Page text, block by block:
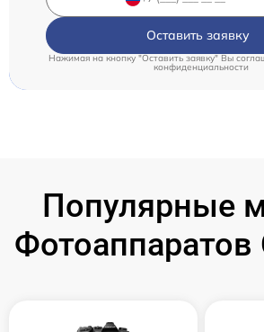
Оставить заявку
Нажимая на кнопку "Оставить заявку" Вы
конфиденциальности
Популярные
Фотоаппаратов